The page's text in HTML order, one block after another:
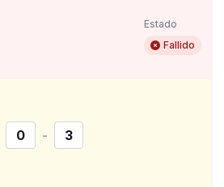
Estado
Fallido
0 - 3